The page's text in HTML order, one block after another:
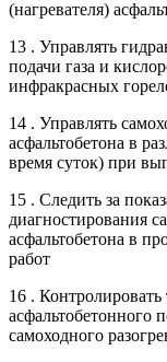
(нагревателя)
13 . Управлять
подачи газа и
инфракрасных
14 . Управлять
асфальтобетона в
время суток) при
15 . Следить за
диагностирования
асфальтобетона в
работ
16 . Контролировать
асфальтобетонного
самоходного